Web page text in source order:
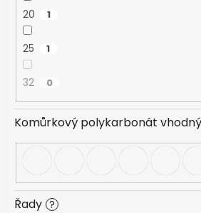
20 1
25 1
32 0
Komůrkový polykarbonát
Řady ?